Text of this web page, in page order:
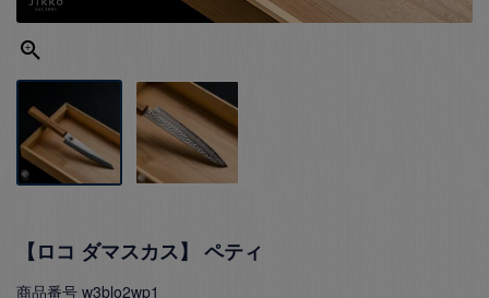
【ロコ ダマスカス】 ペティ
商品番号 w3blo2wp1